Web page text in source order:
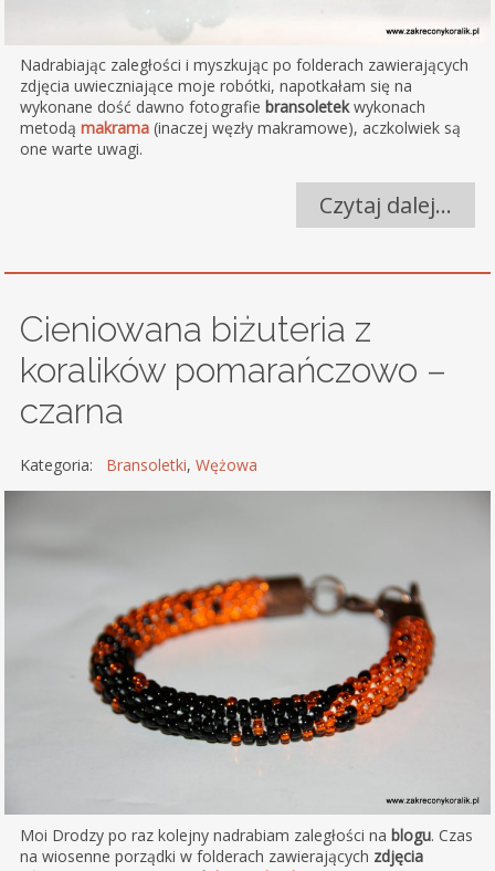
Nadrabiając zaległości i myszkując po folderach zawierających
zdjęcia uwieczniające moje robótki, napotkałam się na
wykonane dość dawno fotografie bransoletekwykonach
metodą makrama(inaczej węzły makramowe), aczkolwiek są
one warte uwagi.
Czytaj dalej…
Cieniowana biżuteria z
koralików pomarańczowo –
czarna
Kategoria: Bransoletki, Wężowa
Moi Drodzy po raz kolejny nadrabiam zaległości na blogu. Czas
na wiosenne porządki w folderach zawierających zdjęcia